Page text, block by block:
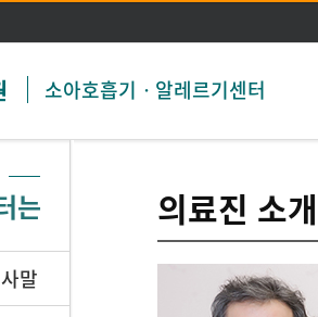
주메뉴 바로가기
본문 바로가기
소아호흡기ㆍ알레르기센터
는
말
의료진 소개